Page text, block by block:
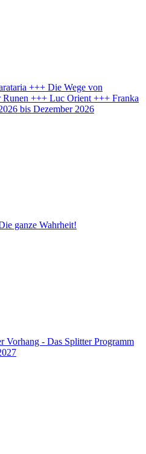
+++ Die Wege von
Runen +++ Luc Orient +++ Franka
bis Dezember 2026
ganze Wahrheit!
Vorhang - Das Splitter Programm